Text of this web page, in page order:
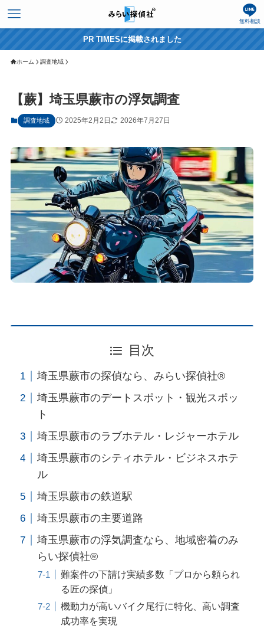
無料相談
PR TIMESに掲載されました
ホーム 調査地域
【蕨】埼玉県蕨市の浮気調査
調査地域 2025年2月2日 2026年7月27日
目次
埼玉県蕨市の探偵なら、みらい探偵社®︎
埼玉県蕨市のデートスポット・観光スポッ
ト
埼玉県蕨市のラブホテル・レジャーホテル
埼玉県蕨市のシティホテル・ビジネスホテ
ル
埼玉県蕨市の鉄道駅
埼玉県蕨市の主要道路
埼玉県蕨市の浮気調査なら、地域密着のみ
らい探偵社®︎
難案件の下請け実績多数「プロから頼られ
る匠の探偵」
機動力が高いバイク尾行に特化、高い調査
成功率を実現